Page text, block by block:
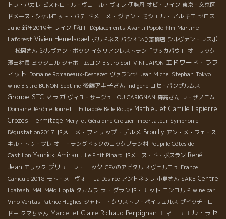
トフ・パカレ ビストロ・ル・ヴェール・ヴォレ 伊勢丹 オビ・ワイン 東京・文京区
ドメーヌ・シャルロット・バテ ドメーヌ・ジャン・ミシェル・アルキエ セロス
Julie 新年2019年 ワイン「和」 Déplacements Avanti Popolo film Martine
Laforest Vivien Hemelsdael ボルドネス パシオン心斎橋店 シルヴァン・レスポ
ー 松岡さん シルヴァン・ボック イタリアンレストラン「サッカパウ」
オーリック
濱田社長 ミッシェル シャポームロン Bistro Soif VINI JAPON エドワード・ラフ
ィット Domaine Romaneaux-Destezet ヴァランセ Jean Michel Stephan Tokyo
wine Bistro BUNON Septime 後藤アキ子さん Indigene ロセ・パンプルムス
Groupe STC マラガ ヴィユ・サージュ LOU CARIGNAN 森高さん レ・ザノ二ム
Domaine Jérôme Jouret L'Echappée Belle Rouge Mathieu et Camille Lapierre
Crozes-Hermitage Meryl et Géraldine Croizier Importateur Symphonie
Dégustation2017 ドメーヌ・フィリップ・デルメ Brouilly アン・メ・フェ・ス
キル・トゥ・プレ オー・ラングドックのロックブラン村 Poupille Côtes de
Castillon Yannick Amirault Le P'tit Pinard ドメーヌ・ド・ボスラン René
Jean エリック プリューレ・ロック CPVのアビタル オヴェルニュ France
Canicule 2018 モト・ヌーヴォー La Désirée アントネッラ 小島さん SAKE Centre
Iidabashi Méli Mélo Hop'là タカムラ ラ・グランド・モット コンコルド wine bar
Vino Veritas Patrice Hughes シャトー・クリストフ・ペイリュルス プイッチ・ロ
ドー クマちゃん Marcel et Claire Richaud Perpignan エマニュエル・ラセ